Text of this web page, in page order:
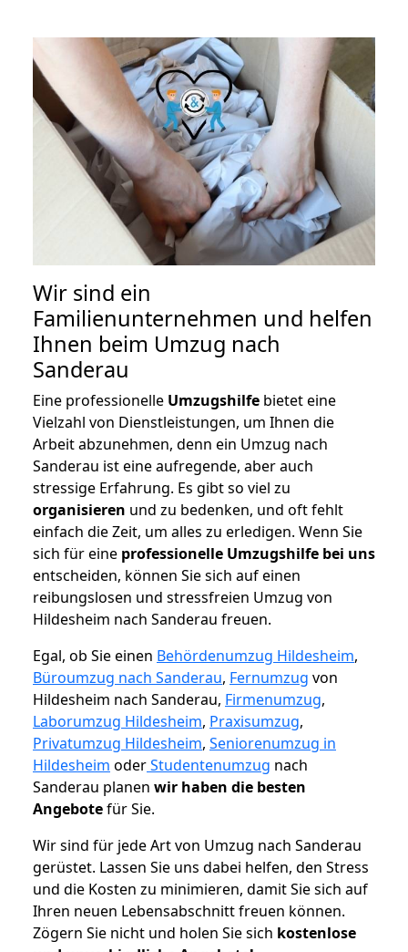
Wir sind ein
Familienunternehmen und helfen
Ihnen beim Umzug nach
Sanderau
Eine professionelle Umzugshilfe bietet eine
Vielzahl von Dienstleistungen, um Ihnen die
Arbeit abzunehmen, denn ein Umzug nach
Sanderau ist eine aufregende, aber auch
stressige Erfahrung. Es gibt so viel zu
organisieren und zu bedenken, und oft fehlt
einfach die Zeit, um alles zu erledigen. Wenn Sie
sich für eine professionelle Umzugshilfe bei uns
entscheiden, können Sie sich auf einen
reibungslosen und stressfreien Umzug von
Hildesheim nach Sanderau freuen.
Egal, ob Sie einen Behördenumzug Hildesheim,
Büroumzug nach Sanderau, Fernumzug von
Hildesheim nach Sanderau, Firmenumzug,
Laborumzug Hildesheim, Praxisumzug,
Privatumzug Hildesheim, Seniorenumzug in
Hildesheim oderStudentenumzug nach
Sanderau planen wir haben die besten
Angebotefür Sie.
Wir sind für jede Art von Umzug nach Sanderau
gerüstet. Lassen Sie uns dabei helfen, den Stress
und die Kosten zu minimieren, damit Sie sich auf
Ihren neuen Lebensabschnitt freuen können.
Zögern Sie nicht und holen Sie sich kostenlose